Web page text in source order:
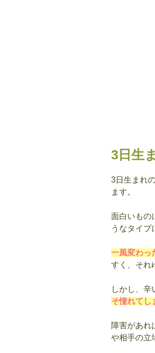
3日生
3日生まれの
ます。
面白いもの
うなタイプ
一風変わっ
すく、それ
しかし、辛
そ憧れてし
障害があれ
や相手の立